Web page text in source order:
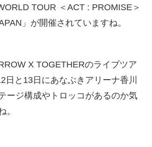
TOUR ＜ACT : PROMISE＞
」が開催されていますね。
X TOGETHERのライブツア
日と13日にあなぶきアリーナ香川
ージ構成やトロッコがあるのか気
。